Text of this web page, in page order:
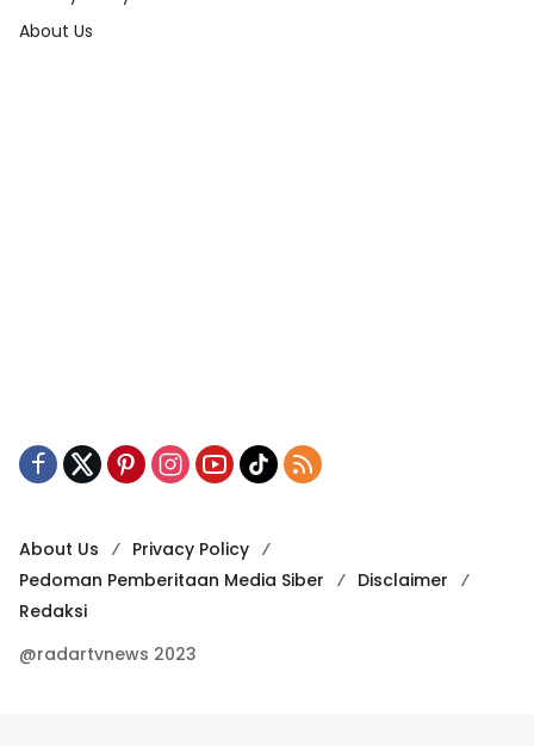
About Us
About Us
Privacy Policy
Pedoman Pemberitaan Media Siber
Disclaimer
Redaksi
@radartvnews 2023